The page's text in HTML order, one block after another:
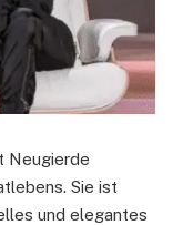
Sie ist
und elegantes